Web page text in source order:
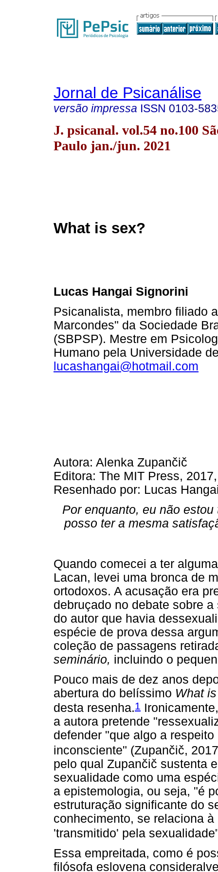
Jornal de Psicanálise
versão impressa ISSN 0103-
J. psicanal. vol.54 no.100
Paulo jan./jun. 2021
What is sex?
Lucas Hangai Signorini
Psicanalista, membro filiado
Marcondes" da Sociedade
(SBPSP). Mestre em
Humano pela Universidade
lucashangai@hotmail.com
Autora: Alenka Zupančič
Editora: The MIT Press,
Resenhado por: Lucas
Por enquanto, eu não
posso ter a mesma
Quando comecei a ter
Lacan, levei uma bronca de
ortodoxos. A acusação era
debruçado no debate sobre
do autor que havia
espécie de prova dessa
coleção de passagens
seminário, incluindo o
Pouco mais de dez anos
abertura do belíssimo What
desta resenha.1
a autora pretende
defender "que algo a
inconsciente" (Zupančič,
pelo qual Zupančič sustenta
sexualidade como uma
a epistemologia, ou seja, "é
estruturação significante do
conhecimento, se relaciona
'transmitido' pela
Essa empreitada, como é
filósofa eslovena